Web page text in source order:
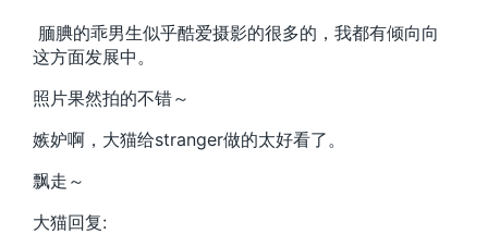
腼腆的乖男生似乎酷爱摄影的很多的，我都有倾向向
这方面发展中。
照片果然拍的不错～
嫉妒啊，大猫给stranger做的太好看了。
飘走～
大猫回复: